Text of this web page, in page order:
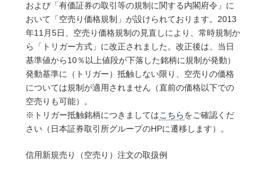
および「有価証券の取引等の規制に関する内閣府令」に
おいて「空売り価格規制」が設けられております。2013
年11月5日、空売り価格規制の見直しにより、常時規制か
ら「トリガー方式」に改正されました。改正後は、当日
基準値から10％以上値段が下落した銘柄に規制が発動）
発動基準に（トリガー）抵触しない限り、空売りの価格
については規制が適用されません（直前の価格以下での
空売りも可能）。
※トリガー抵触銘柄につきましてはこちらをご確認くだ
さい（日本証券取引所グループのHPに遷移します）。
信用新規売り（空売り）注文の取扱例